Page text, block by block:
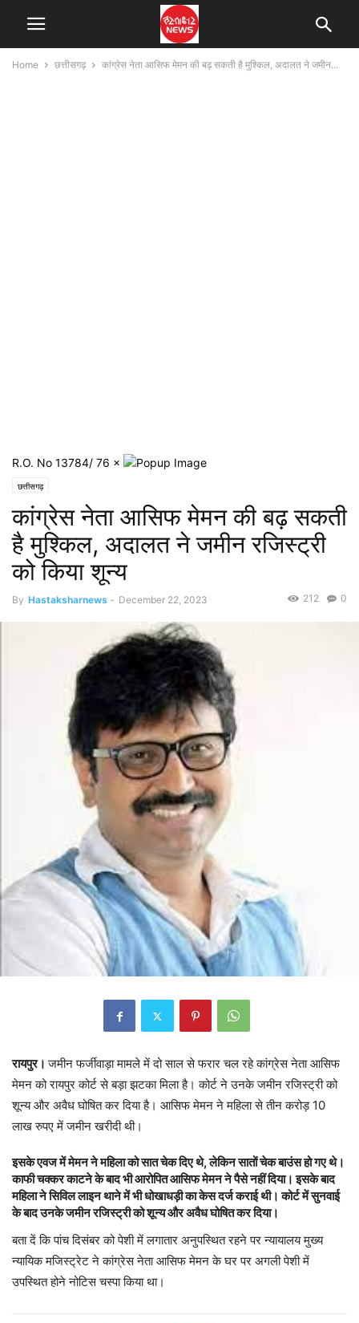
Home छत्तीसगढ़ कांग्रेस नेता आसिफ मेमन की बढ़ सकती है मुश्किल, अदालत ने जमीन...
R.O. No 13784/ 76 ×
छत्तीसगढ़
कांग्रेस नेता आसिफ मेमन की बढ़ सकती
है मुश्किल, अदालत ने जमीन रजिस्ट्री
को किया शून्य
By Hastaksharnews - December 22, 2023 0
212
रायपुर।जमीन फर्जीवाड़ा मामले में दो साल से फरार चल रहे कांग्रेस नेता आसिफ
मेमन को रायपुर कोर्ट से बड़ा झटका मिला है। कोर्ट ने उनके जमीन रजिस्ट्री को
शून्य और अवैध घोषित कर दिया है। आसिफ मेमन ने महिला से तीन करोड़ 10
लाख रुपए में जमीन खरीदी थी।
इसके एवज में मेमन ने महिला को सात चेक दिए थे, लेकिन सातों चेक बाउंस हो गए थे।
काफी चक्कर काटने के बाद भी आरोपित आसिफ मेमन ने पैसे नहीं दिया। इसके बाद
महिला ने सिविल लाइन थाने में भी धोखाधड़ी का केस दर्ज कराई थी। कोर्ट में सुनवाई
के बाद उनके जमीन रजिस्ट्री को शून्य और अवैध घोषित कर दिया।
बता दें कि पांच दिसंबर को पेशी में लगातार अनुपस्थित रहने पर न्यायालय मुख्य
न्यायिक मजिस्ट्रेट ने कांग्रेस नेता आसिफ मेमन के घर पर अगली पेशी में
उपस्थित होने नोटिस चस्पा किया था।